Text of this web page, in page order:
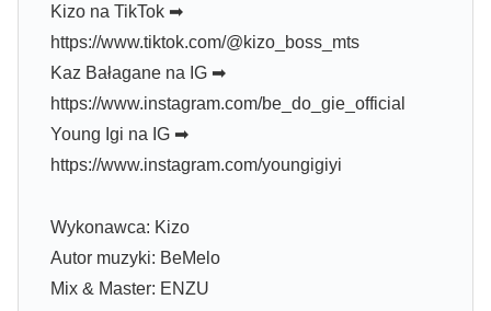
Kizo na TikTok ➡
https://www.tiktok.com/@kizo_boss_mts
Kaz Bałagane na IG ➡
https://www.instagram.com/be_do_gie_official
Young Igi na IG ➡
https://www.instagram.com/youngigiyi
Wykonawca: Kizo
Autor muzyki: BeMelo
Mix & Master: ENZU